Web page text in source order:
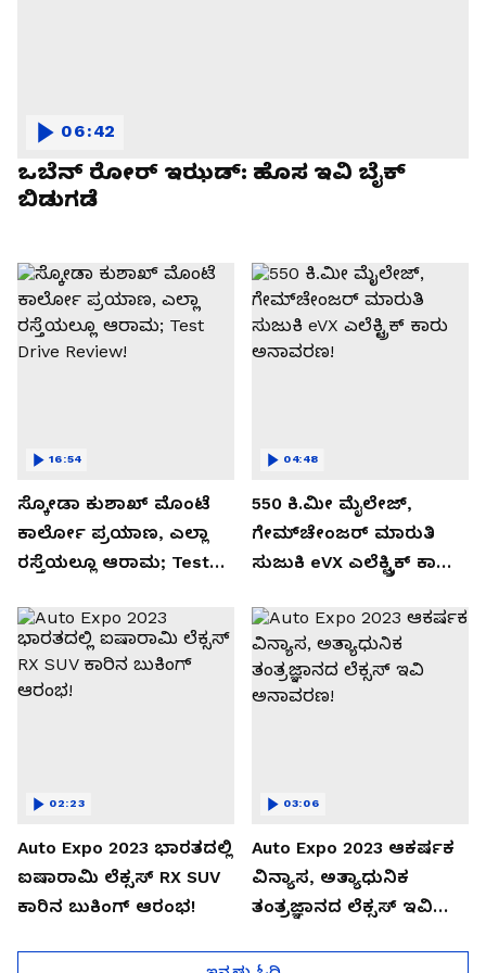
ಒಬೆನ್ ರೋರ್ ಇಝಡ್: ಹೊಸ ಇವಿ ಬೈಕ್
ಬಿಡುಗಡೆ
06:42
ಸ್ಕೋಡಾ ಕುಶಾಖ್ ಮೊಂಟೆ
ಕಾರ್ಲೋ ಪ್ರಯಾಣ, ಎಲ್ಲಾ
ರಸ್ತೆಯಲ್ಲೂ ಆರಾಮ; Test
16:54
550 ಕಿ.ಮೀ ಮೈಲೇಜ್,
ಗೇಮ್‌ಚೇಂಜರ್ ಮಾರುತಿ
ಸುಜುಕಿ eVX ಎಲೆಕ್ಟ್ರಿಕ್ ಕಾರು
04:48
Auto Expo 2023 ಭಾರತದಲ್ಲಿ
ಐಷಾರಾಮಿ ಲೆಕ್ಸಸ್ RX SUV
ಕಾರಿನ ಬುಕಿಂಗ್ ಆರಂಭ!
02:23
Auto Expo 2023 ಆಕರ್ಷಕ
ವಿನ್ಯಾಸ, ಅತ್ಯಾಧುನಿಕ
ತಂತ್ರಜ್ಞಾನದ ಲೆಕ್ಸಸ್ ಇವಿ
03:06